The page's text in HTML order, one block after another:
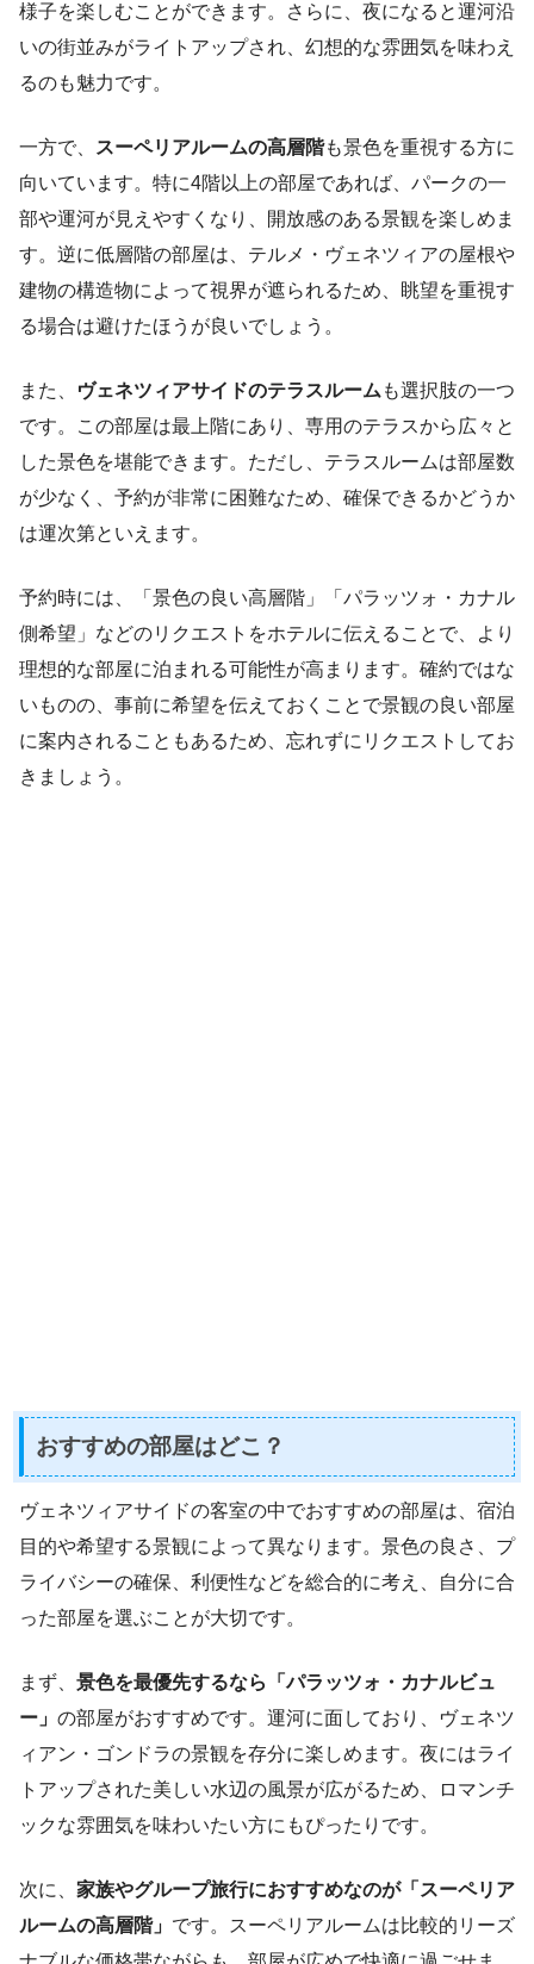
様子を楽しむことができます。さらに、夜になると運河沿
いの街並みがライトアップされ、幻想的な雰囲気を味わえ
るのも魅力です。
一方で、 スーペリアルームの高層階も景色を重視する方に
向いています。特に4階以上の部屋であれば、パークの一
部や運河が見えやすくなり、開放感のある景観を楽しめま
す。逆に低層階の部屋は、テルメ・ヴェネツィアの屋根や
建物の構造物によって視界が遮られるため、眺望を重視す
る場合は避けたほうが良いでしょう。
また、 ヴェネツィアサイドのテラスルーム も選択肢の一つ
です。この部屋は最上階にあり、専用のテラスから広々と
した景色を堪能できます。ただし、テラスルームは部屋数
が少なく、予約が非常に困難なため、確保できるかどうか
は運次第といえます。
予約時には、「景色の良い高層階」「パラッツォ・カナル
側希望」などのリクエストをホテルに伝えることで、より
理想的な部屋に泊まれる可能性が高まります。確約ではな
いものの、事前に希望を伝えておくことで景観の良い部屋
に案内されることもあるため、忘れずにリクエストしてお
きましょう。
おすすめの部屋はどこ？
ヴェネツィアサイドの客室の中でおすすめの部屋は、宿泊
目的や希望する景観によって異なります。景色の良さ、プ
ライバシーの確保、利便性などを総合的に考え、自分に合
った部屋を選ぶことが大切です。
まず、 景色を最優先するなら「パラッツォ・カナルビュ
ー」 の部屋がおすすめです。運河に面しており、ヴェネツ
ィアン・ゴンドラの景観を存分に楽しめます。夜にはライ
トアップされた美しい水辺の風景が広がるため、ロマンチ
ックな雰囲気を味わいたい方にもぴったりです。
次に、 家族やグループ旅行におすすめなのが「スーペリア
ルームの高層階」 です。スーペリアルームは比較的リーズ